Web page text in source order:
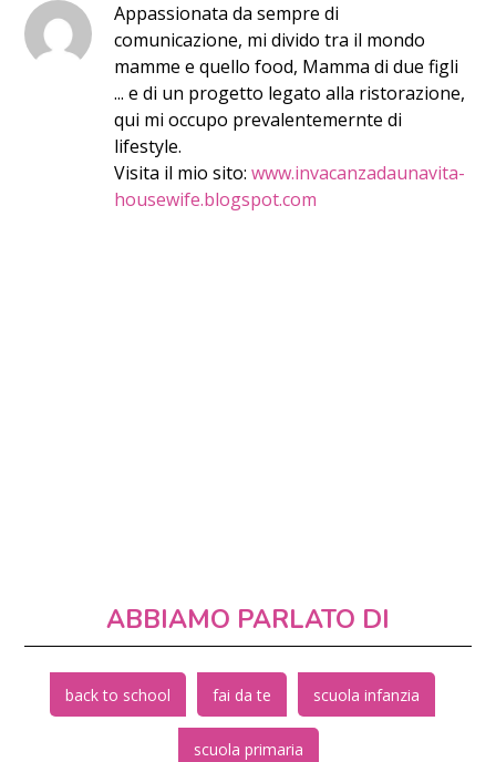
Appassionata da sempre di
comunicazione, mi divido tra il mondo
mamme e quello food, Mamma di due figli
... e di un progetto legato alla ristorazione,
qui mi occupo prevalentemernte di
lifestyle.
Visita il mio sito:www.invacanzadaunavita-
housewife.blogspot.com
ABBIAMO PARLATO DI
back to school fai da te scuola infanzia
scuola primaria